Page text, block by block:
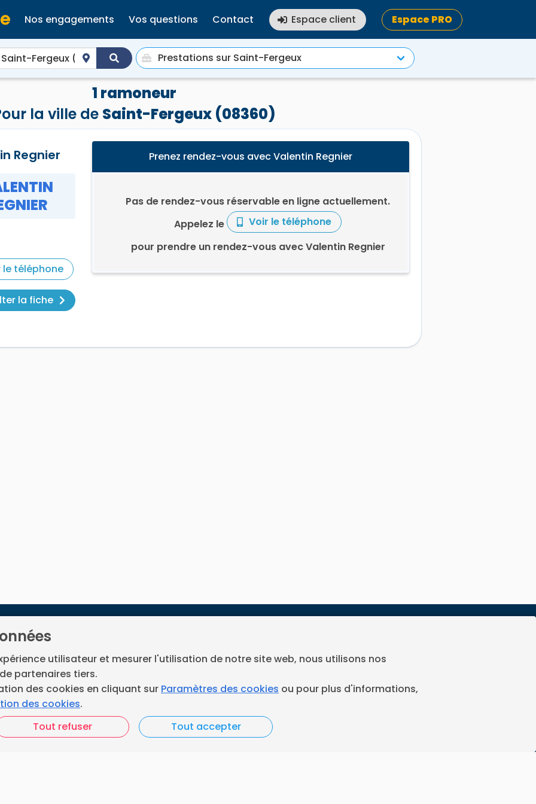
utilisateur et mesurer l'utilisation de notre site web, nous utilisons nos
partenaires tiers.
des cookies en cliquant sur Paramètres des cookies ou pour plus d'informations,
des cookies.
Tout refuser
Tout accepter
Nos engagements Vos questions Contact Espace client Espace PRO
1 ramoneur
la ville de Saint-Fergeux (08360)
Regnier
le téléphone
la fiche
Prenez rendez-vous avec Valentin Regnier
Pas de rendez-vous réservable en ligne actuellement.
Appelez le
Voir le téléphone
pour prendre un rendez-vous avec Valentin Regnier
les ramoneurs en
développé parNeoloop.
Facebook Instagram
Nos engagements
Vos questions
Les ramoneurs proches
Préférences Cookies
Vous êtes un ramoneur ?